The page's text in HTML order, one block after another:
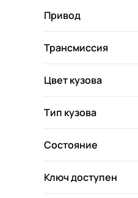
Привод
Трансмиссия
Цвет кузова
Тип кузова
Состояние
Ключ доступен